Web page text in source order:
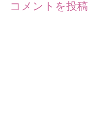
コメントを投稿